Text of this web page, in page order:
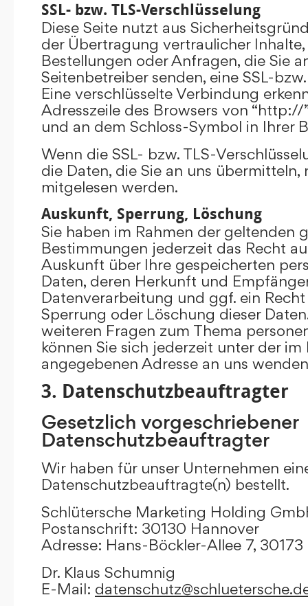
SSL- bzw. TLS-Verschlüsselung
Diese Seite nutzt aus
der Übertragung vertraulicher
Bestellungen oder Anfragen, die Sie
Seitenbetreiber senden, eine SSL-
Eine verschlüsselte Verbindung
Adresszeile des Browsers von
und an dem Schloss-Symbol in Ihrer
Wenn die SSL- bzw. TLS-
die Daten, die Sie an uns
mitgelesen werden.
Auskunft, Sperrung, Löschung
Sie haben im Rahmen der geltenden
Bestimmungen jederzeit das Recht
Auskunft über Ihre gespeicherten
Daten, deren Herkunft und
Datenverarbeitung und ggf. ein
Sperrung oder Löschung dieser
weiteren Fragen zum Thema
können Sie sich jederzeit unter der im
angegebenen Adresse an uns
3. Datenschutzbeauftragter
Gesetzlich vorgeschriebener
Datenschutzbeauftragter
Wir haben für unser Unternehmen
Datenschutzbeauftragte(n) bestellt.
Schlütersche Marketing Holding
Postanschrift: 30130 Hannover
Adresse: Hans-Böckler-Allee 7,
Dr. Klaus Schumnig
E-Mail: